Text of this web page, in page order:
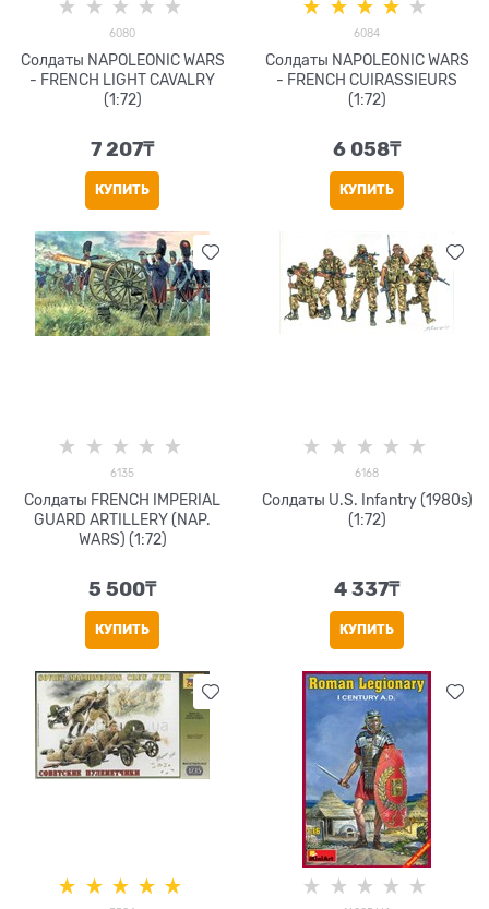
6080
Солдаты NAPOLEONIC WARS
- FRENCH LIGHT CAVALRY
(1:72)
7 207₸
КУПИТЬ
6084
Солдаты NAPOLEONIC WARS
- FRENCH CUIRASSIEURS
(1:72)
6 058₸
КУПИТЬ
6135
Солдаты FRENCH IMPERIAL
GUARD ARTILLERY (NAP.
WARS) (1:72)
5 500₸
КУПИТЬ
6168
Солдаты U.S. Infantry (1980s)
(1:72)
4 337₸
КУПИТЬ